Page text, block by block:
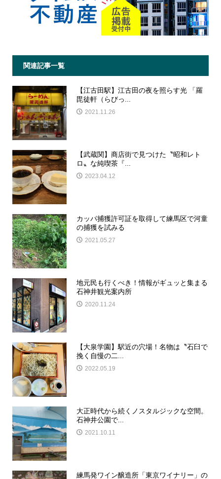
関連記事一覧
【江古田駅】江古田の夜を照らす光 「羅
毘徒軒（らびっ...
2021.11.26
【武蔵関】商店街で見つけた〝昭和レト
ロ〟な純喫茶『...
2023.04.12
カッパ捕獲許可証を取得して練馬区で河童
の捕獲を試みる
2021.05.27
地元民も行くべき！情報がギュッと集まる
石神井観光案内所
2020.11.24
【大泉学園】駅近の穴場！名物は〝石臼で
挽く自慢の二...
2022.05.19
大正時代から続くノスタルジックな空間。
石神井公園で...
2021.10.11
練馬発ワイン醸造所「東京ワイナリー」の